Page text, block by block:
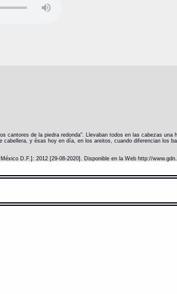
cantores de la piedra redonda". Llevaban todos en las cabezas
y ésas hoy en día, en los areitos, cuando diferencian los
D.F.]: 2012 [29-08-2020]. Disponible en la Web http://